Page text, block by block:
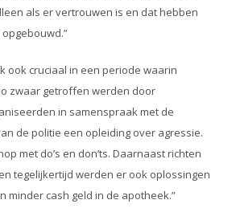
als er vertrouwen is en dat hebben
ook cruciaal in een periode waarin
zwaar getroffen werden door
in samenspraak met de
de politie een opleiding over agressie.
met do’s en don’ts. Daarnaast richten
tegelijkertijd werden er ook oplossingen
minder cash geld in de apotheek.”